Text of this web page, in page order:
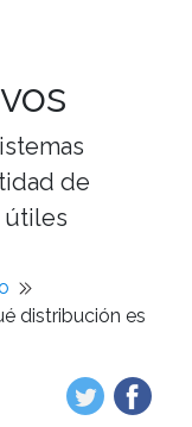
de
útiles
distribución es